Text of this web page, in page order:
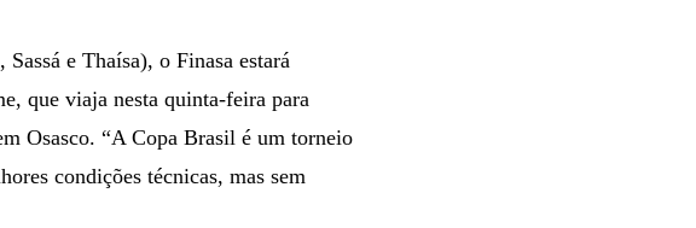
e Thaísa), o Finasa estará
que viaja nesta quinta-feira para
Osasco. “A Copa Brasil é um torneio
condições técnicas, mas sem